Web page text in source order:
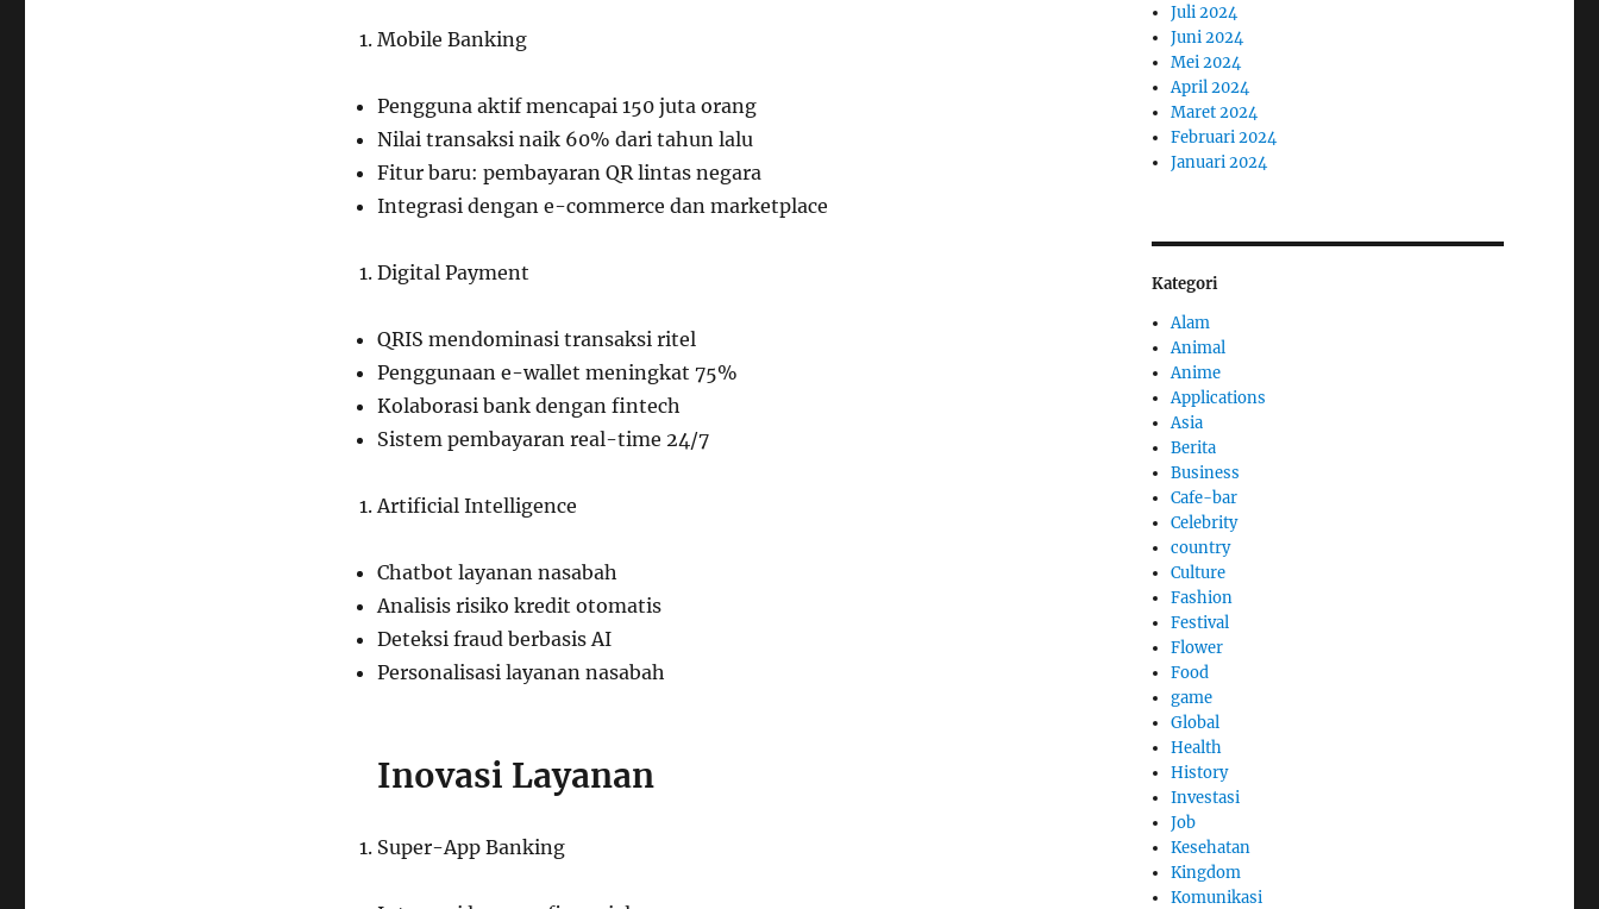
Mobile Banking
Pengguna aktif mencapai 150 juta orang
Nilai transaksi naik 60% dari tahun lalu
Fitur baru: pembayaran QR lintas negara
Integrasi dengan e-commerce dan marketplace
Digital Payment
QRIS mendominasi transaksi ritel
Penggunaan e-wallet meningkat 75%
Kolaborasi bank dengan fintech
Sistem pembayaran real-time 24/7
Artificial Intelligence
Chatbot layanan nasabah
Analisis risiko kredit otomatis
Deteksi fraud berbasis AI
Personalisasi layanan nasabah
Inovasi Layanan
Super-App Banking
Juli 2024
Juni 2024
Mei 2024
April 2024
Maret 2024
Februari 2024
Januari 2024
Kategori
Alam
Animal
Anime
Applications
Asia
Berita
Business
Cafe-bar
Celebrity
country
Culture
Fashion
Festival
Flower
Food
game
Global
Health
History
Investasi
Job
Kesehatan
Kingdom
Komunikasi